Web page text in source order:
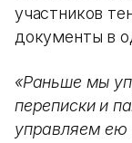
участников
документы в
«Раньше мы
переписки и
управляем ею